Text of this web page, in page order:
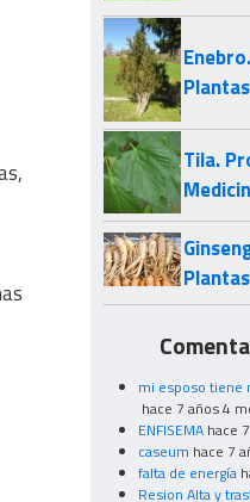
Tila.
mi esposo tiene
hace 7 años 4
ENFISEMA hace
caseum hace 7
falta de energía
Resion Alta y